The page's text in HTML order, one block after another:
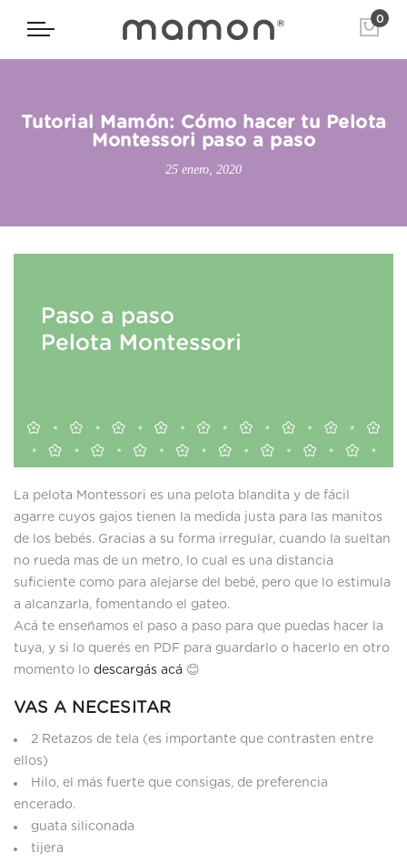
0
Tutorial Mamón: Cómo hacer tu Pelota
Montessori paso a paso
25 enero, 2020
La pelota Montessori es una pelota blandita y de fácil
agarre cuyos gajos tienen la medida justa para las manitos
de los bebés. Gracias a su forma irregular, cuando la sueltan
no rueda mas de un metro, lo cual es una distancia
suficiente como para alejarse del bebé, pero que lo estimula
a alcanzarla, fomentando el gateo.
Acá te enseñamos el paso a paso para que puedas hacer la
tuya, y si lo querés en PDF para guardarlo o hacerlo en otro
momento lo descargás acá 😊️
VAS A NECESITAR
2 Retazos de tela (es importante que contrasten entre
ellos)
Hilo, el más fuerte que consigas, de preferencia
encerado.
guata siliconada
tijera